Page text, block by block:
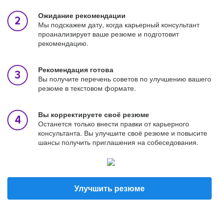
Ожидание рекомендации
Мы подскажем дату, когда карьерный консультант
проанализирует ваше резюме и подготовит
рекомендацию.
Рекомендация готова
Вы получите перечень советов по улучшению вашего
резюме в текстовом формате.
Вы корректируете своё резюме
Останется только внести правки от карьерного
консультанта. Вы улучшите своё резюме и повысите
шансы получить приглашения на собеседования.
Улучшить резюме